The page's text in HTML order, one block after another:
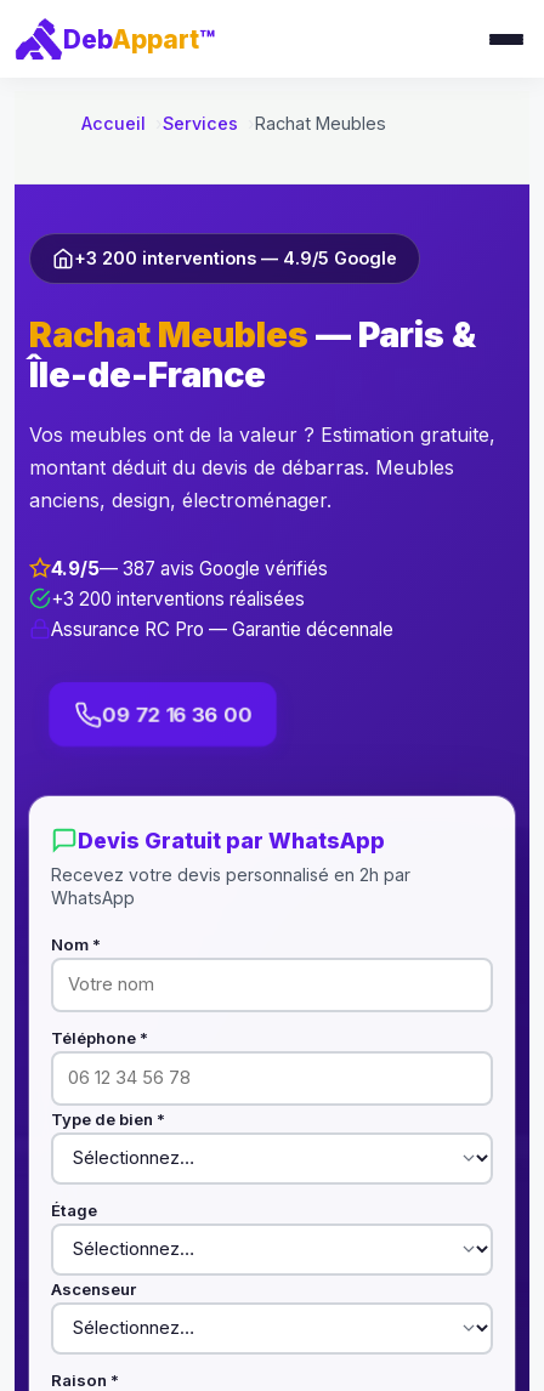
r
o
t
e
u
DebAppart™
Accueil Services Rachat Meubles
+3 200 interventions — 4.9/5 Google
Rachat Meubles — Paris &
Île-de-France
Vos meubles ont de la valeur ? Estimation gratuite,
montant déduit du devis de débarras. Meubles
anciens, design, électroménager.
4.9/5— 387 avis Google vérifiés
+3 200 interventions réalisées
Assurance RC Pro — Garantie décennale
09 72 16 36 00
Devis Gratuit par WhatsApp
Recevez votre devis personnalisé en 2h par
WhatsApp
Nom *
Téléphone *
Type de bien *
Étage
Ascenseur
Raison *